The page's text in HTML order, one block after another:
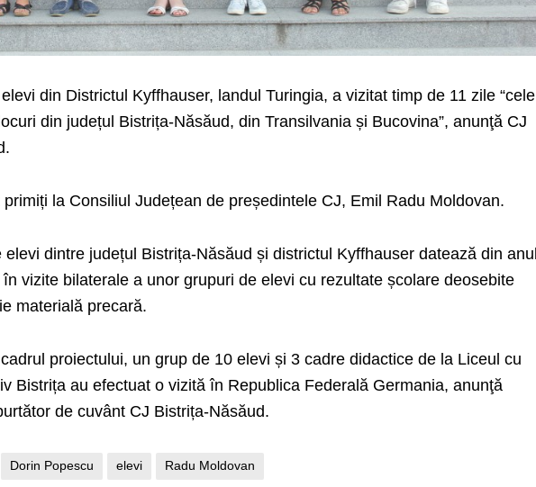
din Districtul Kyffhauser, landul Turingia, a vizitat timp de 11 zile “cele
din județul Bistrița-Năsăud, din Transilvania și Bucovina”, anunţă CJ
la Consiliul Județean de președintele CJ, Emil Radu Moldovan.
elevi dintre județul Bistrița-Năsăud și districtul Kyffhauser datează din anul
vizite bilaterale a unor grupuri de elevi cu rezultate școlare deosebite
materială precară.
proiectului, un grup de 10 elevi și 3 cadre didactice de la Liceul cu
Bistrița au efectuat o vizită în Republica Federală Germania, anunţă
de cuvânt CJ Bistrița-Năsăud.
Dorin Popescu elevi Radu Moldovan